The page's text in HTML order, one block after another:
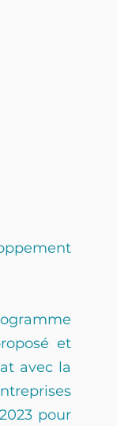
et
avec la
pour